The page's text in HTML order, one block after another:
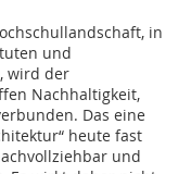
in
und
wird der
Nachhaltigkeit,
Das eine
heute fast
und